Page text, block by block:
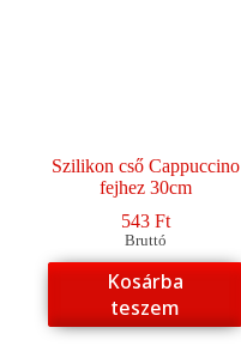
Szilikon cső Cappuccino
fejhez 30cm
543 Ft
Bruttó
Kosárba
teszem